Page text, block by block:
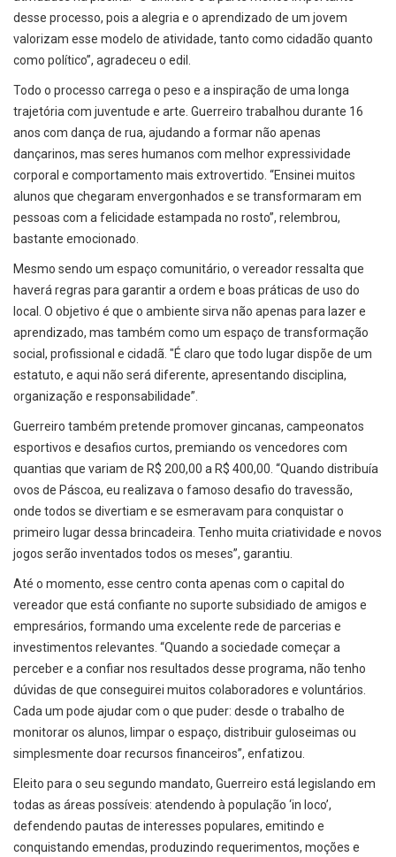
desse processo, pois a alegria e o aprendizado de um jovem
valorizam esse modelo de atividade, tanto como cidadão quanto
como político”, agradeceu o edil.
Todo o processo carrega o peso e a inspiração de uma longa
trajetória com juventude e arte. Guerreiro trabalhou durante 16
anos com dança de rua, ajudando a formar não apenas
dançarinos, mas seres humanos com melhor expressividade
corporal e comportamento mais extrovertido. “Ensinei muitos
alunos que chegaram envergonhados e se transformaram em
pessoas com a felicidade estampada no rosto”, relembrou,
bastante emocionado.
Mesmo sendo um espaço comunitário, o vereador ressalta que
haverá regras para garantir a ordem e boas práticas de uso do
local. O objetivo é que o ambiente sirva não apenas para lazer e
aprendizado, mas também como um espaço de transformação
social, profissional e cidadã. "É claro que todo lugar dispõe de um
estatuto, e aqui não será diferente, apresentando disciplina,
organização e responsabilidade”.
Guerreiro também pretende promover gincanas, campeonatos
esportivos e desafios curtos, premiando os vencedores com
quantias que variam de R$ 200,00 a R$ 400,00. “Quando distribuía
ovos de Páscoa, eu realizava o famoso desafio do travessão,
onde todos se divertiam e se esmeravam para conquistar o
primeiro lugar dessa brincadeira. Tenho muita criatividade e novos
jogos serão inventados todos os meses”, garantiu.
Até o momento, esse centro conta apenas com o capital do
vereador que está confiante no suporte subsidiado de amigos e
empresários, formando uma excelente rede de parcerias e
investimentos relevantes. “Quando a sociedade começar a
perceber e a confiar nos resultados desse programa, não tenho
dúvidas de que conseguirei muitos colaboradores e voluntários.
Cada um pode ajudar com o que puder: desde o trabalho de
monitorar os alunos, limpar o espaço, distribuir guloseimas ou
simplesmente doar recursos financeiros”, enfatizou.
Eleito para o seu segundo mandato, Guerreiro está legislando em
todas as áreas possíveis: atendendo à população ‘in loco’,
defendendo pautas de interesses populares, emitindo e
conquistando emendas, produzindo requerimentos, moções e